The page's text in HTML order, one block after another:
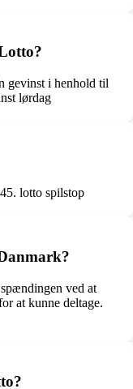
gevinst i henhold til
lørdag
lotto spilstop
ved at
at kunne deltage.